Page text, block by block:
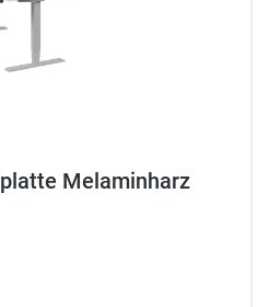
Melaminharz
von 4.9 von 5 Sternen